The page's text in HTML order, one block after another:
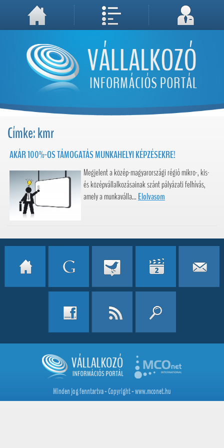
A weboldal használatával Ön elfogadja, hogy Cookie-kat (sütiket) tároljunk számítógépén. A sütik a weboldal megfelelő működéséhez
Megértettem, folytatás...
Címke: kmr
AKÁR 100%-OS TÁMOGATÁS MUNKAHELYI KÉPZÉSEKRE!
Megjelent a közép-magyarországi régió mikro-, kis-
és középvállalkozásainak szánt pályázati felhívás,
amely a munkaválla... Elolvasom
Minden jog fenntartva - Copyright - www.mconet.hu